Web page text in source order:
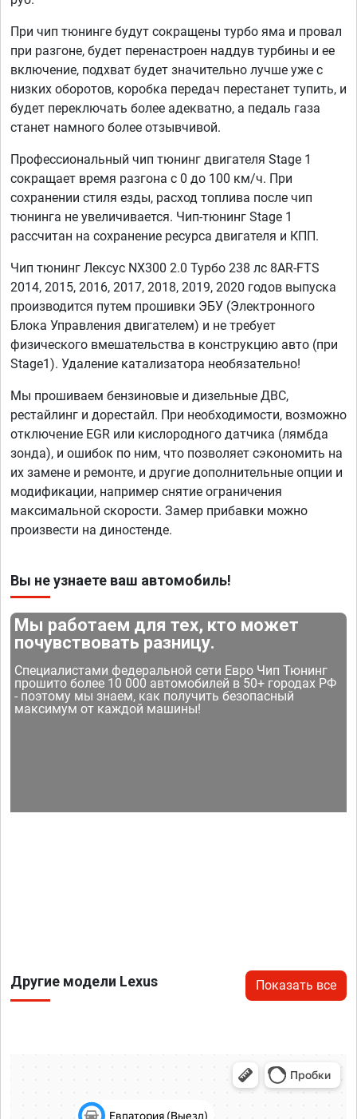
При чип тюнинге будут сокращены турбо яма и провал
при разгоне, будет перенастроен наддув турбины и ее
включение, подхват будет значительно лучше уже с
низких оборотов, коробка передач перестанет тупить, и
будет переключать более адекватно, а педаль газа
станет намного более отзывчивой.
Профессиональный чип тюнинг двигателя Stage 1
сокращает время разгона с 0 до 100 км/ч. При
сохранении стиля езды, расход топлива после чип
тюнинга не увеличивается. Чип-тюнинг Stage 1
рассчитан на сохранение ресурса двигателя и КПП.
Чип тюнинг Лексус NX300 2.0 Турбо 238 лс 8AR-FTS
2014, 2015, 2016, 2017, 2018, 2019, 2020 годов выпуска
производится путем прошивки ЭБУ (Электронного
Блока Управления двигателем) и не требует
физического вмешательства в конструкцию авто (при
Stage1). Удаление катализатора необязательно!
Мы прошиваем бензиновые и дизельные ДВС,
рестайлинг и дорестайл. При необходимости, возможно
отключение EGR или кислородного датчика (лямбда
зонда), и ошибок по ним, что позволяет сэкономить на
их замене и ремонте, и другие дополнительные опции и
модификации, например снятие ограничения
максимальной скорости. Замер прибавки можно
произвести на диностенде.
Вы не узнаете ваш автомобиль!
Мы работаем для тех, кто может
почувствовать разницу.
Специалистами федеральной сети Евро Чип Тюнинг
прошито более 10 000 автомобилей в 50+ городах РФ
- поэтому мы знаем, как получить безопасный
максимум от каждой машины!
Другие модели Lexus Показать все